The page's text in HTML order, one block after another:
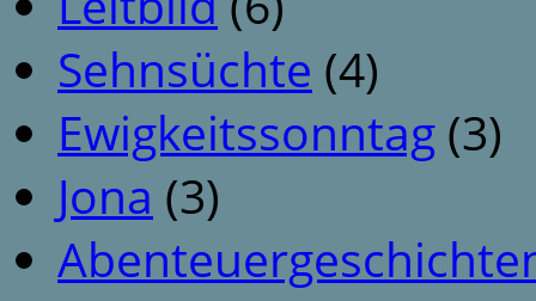
Sehnsüchte (4)
Ewigkeitssonntag (3)
Jona (3)